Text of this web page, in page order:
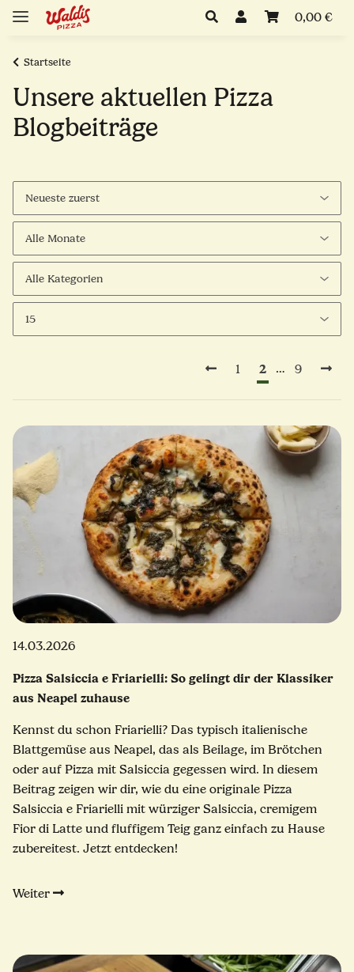
0,00 €
Startseite
Unsere aktuellen Pizza
Blogbeiträge
1 2 … 9
14.03.2026
Pizza Salsiccia e Friarielli: So gelingt dir der Klassiker
aus Neapel zuhause
Kennst du schon Friarielli? Das typisch italienische
Blattgemüse aus Neapel, das als Beilage, im Brötchen
oder auf Pizza mit Salsiccia gegessen wird. In diesem
Beitrag zeigen wir dir, wie du eine originale Pizza
Salsiccia e Friarielli mit würziger Salsiccia, cremigem
Fior di Latte und fluffigem Teig ganz einfach zu Hause
zubereitest. Jetzt entdecken!
Weiter